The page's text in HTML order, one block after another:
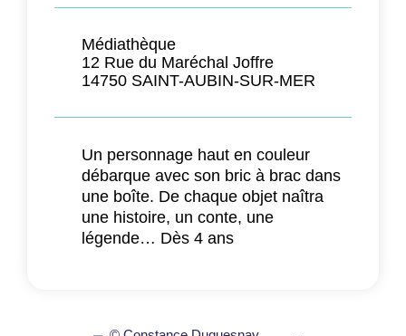
Médiathèque
12 Rue du Maréchal Joffre
14750 SAINT-AUBIN-SUR-MER
Un personnage haut en couleur
débarque avec son bric à brac dans
une boîte. De chaque objet naîtra
une histoire, un conte, une
légende… Dès 4 ans